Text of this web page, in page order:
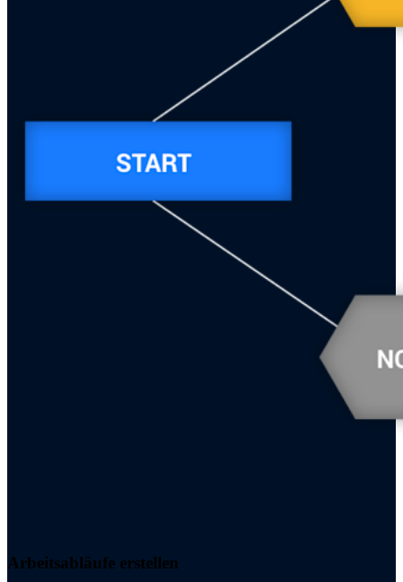
Arbeitsabläufe erstellen